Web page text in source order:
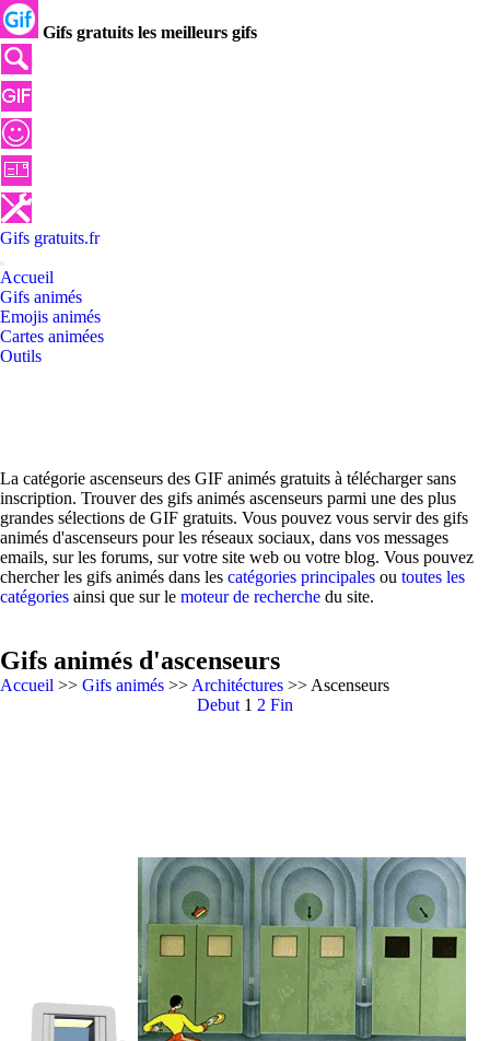
Gifs gratuits les meilleurs gifs
Gifs gratuits.fr
Accueil
Gifs animés
Emojis animés
Cartes animées
Outils
La catégorie ascenseurs des GIF animés gratuits à télécharger sans
inscription. Trouver des gifs animés ascenseurs parmi une des plus
grandes sélections de GIF gratuits. Vous pouvez vous servir des gifs
animés d'ascenseurs pour les réseaux sociaux, dans vos messages
emails, sur les forums, sur votre site web ou votre blog. Vous pouvez
chercher les gifs animés dans les catégories principales ou toutes les
catégories ainsi que sur le moteur de recherche du site.
Gifs animés d'ascenseurs
Accueil >> Gifs animés >> Architéctures >> Ascenseurs
Debut 1 2 Fin